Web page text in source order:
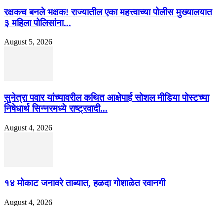
रक्षकच बनले भक्षक! राज्यातील एका महत्त्वाच्या पोलीस मुख्यालयात
३ महिला पोलिसांना...
August 5, 2026
सुनेत्रा पवार यांच्यावरील कथित आक्षेपार्ह सोशल मीडिया पोस्टच्या
निषेधार्थ सिन्नरमध्ये राष्ट्रवादी...
August 4, 2026
१४ मोकाट जनावरे ताब्यात, हळदा गोशाळेत रवानगी
August 4, 2026